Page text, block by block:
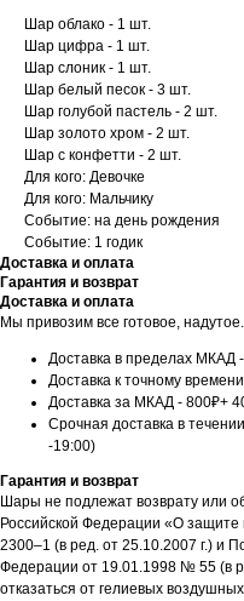
Шар облако - 1 шт.
Шар цифра - 1 шт.
Шар слоник - 1 шт.
Шар белый песок - 3 шт.
Шар голубой пастель - 2 шт.
Шар золото хром - 2 шт.
Шар с конфетти - 2 шт.
Для кого: Девочке
Для кого: Мальчику
Событие: на день рождения
Событие: 1 годик
Доставка и оплата
Гарантия и возврат
Доставка и оплата
Мы привозим все готовое, надутое.
Доставка в пределах МКАД
Доставка к точному
Доставка за МКАД - 800₽+
Срочная доставка в
-19:00)
Гарантия и возврат
Шары не подлежат возврату или
Российской Федерации «О
2300–1 (в ред. от 25.10.2007 г.) и
Федерации от 19.01.1998 № 55 (в
отказаться от гелиевых